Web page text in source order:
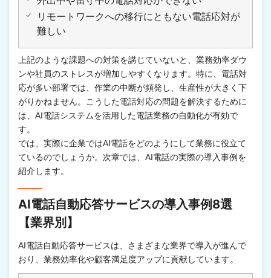
リモートワークへの移行にともない電話応対が
難しい
上記のような課題への対策を講じていないと、業務効率ダウ
ンや社員のストレスが増加しやすくなります。特に、電話対
応が多い部署では、作業の中断が頻発し、生産性が大きく下
がりかねません。こうした電話対応の問題を解決するために
は、AI電話システムを活用した電話業務の自動化が有効で
す。
では、実際に企業ではAI電話をどのようにして業務に役立て
ているのでしょうか。次章では、AI電話の実際の導入事例を
紹介します。
AI電話自動応答サービスの導入事例8選
【業界別】
AI電話自動応答サービスは、さまざまな業界で導入が進んで
おり、業務効率化や顧客満足度アップに貢献しています。